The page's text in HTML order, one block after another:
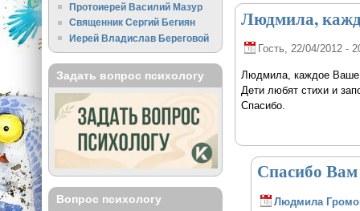
Людмила,
Гость, 22/04/2012 -
Людмила, каждое Ваше
Дети любят стихи и
Спасибо.
Спасибо Вам
Людмила
Протоиерей Василий Мазур
Священник Сергий Бегиян
Иерей Владислав Береговой
Задать вопрос психологу
Вопрос психологу